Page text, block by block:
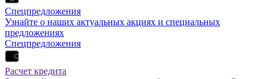
Спецпредложения
Узнайте о наших актуальных акциях и специальных
предложениях
Спецпредложения
Расчет кредита